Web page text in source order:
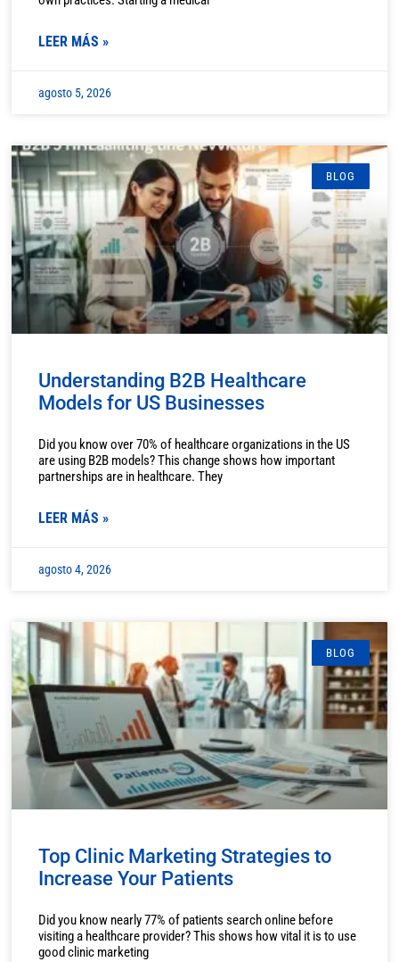
LEER MÁS »
agosto 5, 2026
BLOG
Understanding B2B Healthcare
Models for US Businesses
Did you know over 70% of healthcare organizations in the US
are using B2B models? This change shows how important
partnerships are in healthcare. They
LEER MÁS »
agosto 4, 2026
BLOG
Top Clinic Marketing Strategies to
Increase Your Patients
Did you know nearly 77% of patients search online before
visiting a healthcare provider? This shows how vital it is to use
good clinic marketing